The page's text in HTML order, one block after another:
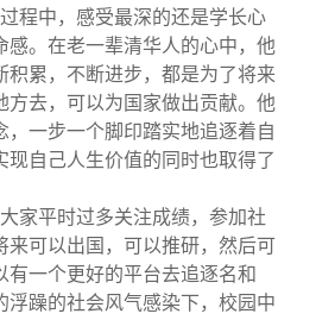
程中，感受最深的还是学长心
感。在老一辈清华人的心中，他
积累，不断进步，都是为了将来
方去，可以为国家做出贡献。他
，一步一个脚印踏实地追逐着自
现自己人生价值的同时也取得了
家平时过多关注成绩，参加社
来可以出国，可以推研，然后可
有一个更好的平台去追逐名和
浮躁的社会风气感染下，校园中